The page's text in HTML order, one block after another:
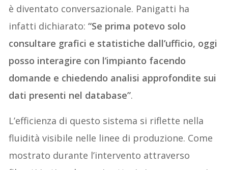
è diventato conversazionale. Panigatti ha
infatti dichiarato:“Se prima potevo solo
consultare grafici e statistiche dall’ufficio, oggi
posso interagire con l’impianto facendo
domande e chiedendo analisi approfondite sui
dati presenti nel database”.
L’efficienza di questo sistema si riflette nella
fluidità visibile nelle linee di produzione. Come
mostrato durante l’intervento attraverso